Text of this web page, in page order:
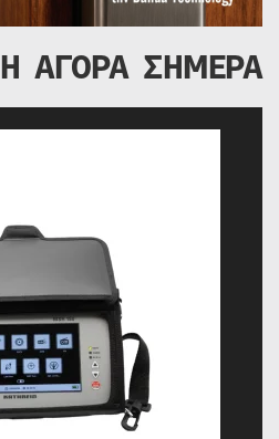
Η ΑΓΟΡΑ ΣΗΜΕΡΑ